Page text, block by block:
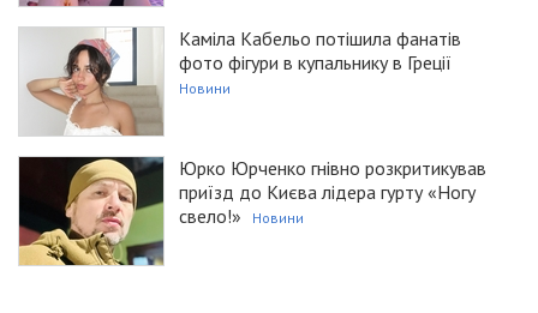
Каміла Кабельо потішила фанатів
фото фігури в купальнику в Греції
Новини
Юрко Юрченко гнівно розкритикував
приїзд до Києва лідера гурту «Ногу
свело!»
Новини